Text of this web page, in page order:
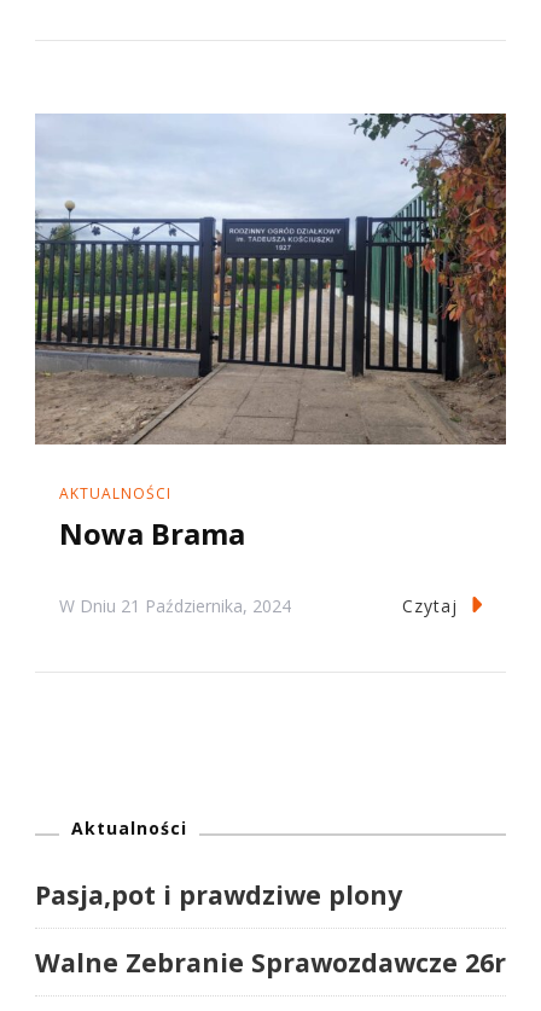
AKTUALNOŚCI
Nowa Brama
W Dniu 21 Października, 2024 Czytaj
Aktualności
Pasja,pot i prawdziwe plony
Walne Zebranie Sprawozdawcze 26r